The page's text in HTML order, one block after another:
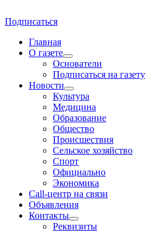
Подписаться
Главная
О газете
Основатели
Подписаться на газету
Новости
Культура
Медицина
Образование
Общество
Происшествия
Сельское хозяйство
Спорт
Официально
Экономика
Call-центр на связи
Объявления
Контакты
Реквизиты